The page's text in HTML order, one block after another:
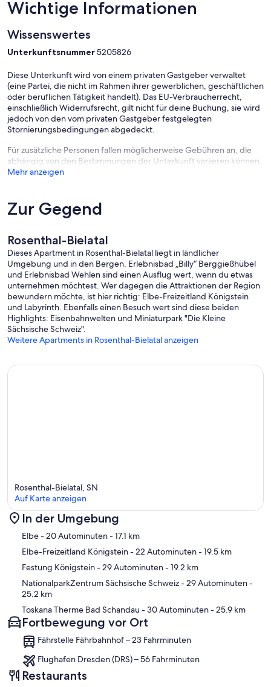
Wichtige Informationen
Wissenswertes
Unterkunftsnummer5205826
Diese Unterkunft wird von einem privaten Gastgeber verwaltet
(eine Partei, die nicht im Rahmen ihrer gewerblichen, geschäftlichen
oder beruflichen Tätigkeit handelt). Das EU-Verbraucherrecht,
einschließlich Widerrufsrecht, gilt nicht für deine Buchung, sie wird
jedoch von den vom privaten Gastgeber festgelegten
Stornierungsbedingungen abgedeckt.
Für zusätzliche Personen fallen möglicherweise Gebühren an, die
abhängig von den Bestimmungen der Unterkunft variieren können.
Mehr anzeigen
Zur Gegend
Rosenthal-Bielatal
Dieses Apartment in Rosenthal-Bielatal liegt in ländlicher
Umgebung und in den Bergen. Erlebnisbad „Billy“ Berggießhübel
und Erlebnisbad Wehlen sind einen Ausflug wert, wenn du etwas
unternehmen möchtest. Wer dagegen die Attraktionen der Region
bewundern möchte, ist hier richtig: Elbe-Freizeitland Königstein
und Labyrinth. Ebenfalls einen Besuch wert sind diese beiden
Highlights: Eisenbahnwelten und Miniaturpark "Die Kleine
Sächsische Schweiz".
Weitere Apartments in Rosenthal-Bielatal anzeigen
Karte
Rosenthal-Bielatal, SN
Auf Karte anzeigen
In der Umgebung
Elbe- 20 Autominuten- 17.1 km
Elbe-Freizeitland Königstein- 22 Autominuten- 19.5 km
Festung Königstein- 29 Autominuten- 19.2 km
NationalparkZentrum Sächsische Schweiz- 29 Autominuten-
25.2 km
Toskana Therme Bad Schandau - 30 Autominuten- 25.9 km
Fortbewegung vor Ort
Fährstelle Fährbahnhof – 23 Fahrminuten
Flughafen Dresden (DRS) – 56 Fahrminuten
Restaurants